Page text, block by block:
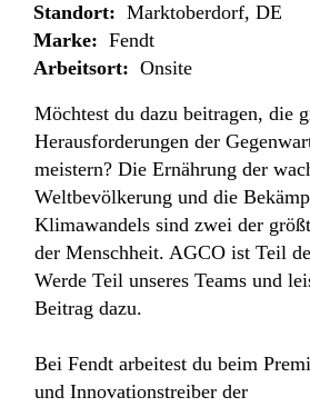
Standort: Marktoberdorf, DE
Marke: Fendt
Arbeitsort: Onsite
Möchtest du dazu beitragen, die
Herausforderungen der
meistern? Die Ernährung der
Weltbevölkerung und die
Klimawandels sind zwei der
der Menschheit. AGCO ist Teil
Werde Teil unseres Teams und
Beitrag dazu.
​​Bei Fendt arbeitest du beim
und Innovationstreiber der